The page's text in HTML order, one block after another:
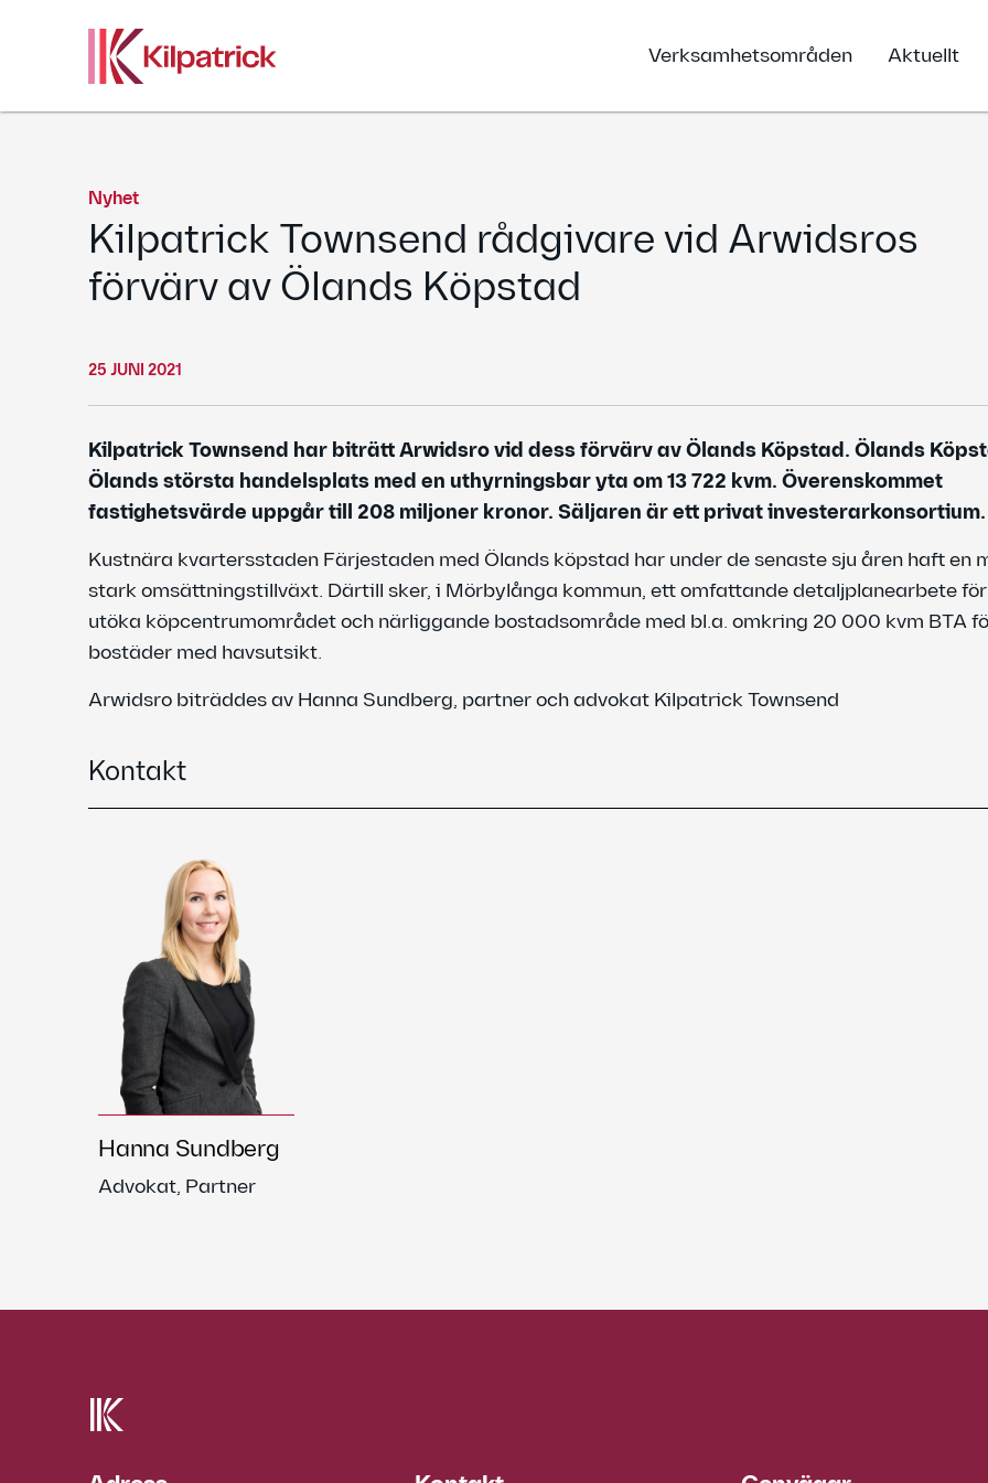
Verksamhetsområden Aktuellt
Nyhet
Kilpatrick Townsend rådgivare vid Arwidsros
förvärv av Ölands Köpstad
25 JUNI 2021
Kilpatrick Townsend har biträtt Arwidsro vid dess förvärv av Ölands Köpstad. Ölands
Ölands största handelsplats med en uthyrningsbar yta om 13 722 kvm. Överenskommet
fastighetsvärde uppgår till 208 miljoner kronor. Säljaren är ett privat investerarkonsortium.
Kustnära kvartersstaden Färjestaden med Ölands köpstad har under de senaste sju åren haft en
stark omsättningstillväxt. Därtill sker, i Mörbylånga kommun, ett omfattande detaljplanearbete
utöka köpcentrumområdet och närliggande bostadsområde med bl.a. omkring 20 000 kvm BTA
bostäder med havsutsikt.
Arwidsro biträddes av Hanna Sundberg, partner och advokat Kilpatrick Townsend
Kontakt
Hanna Sundberg
Advokat, Partner